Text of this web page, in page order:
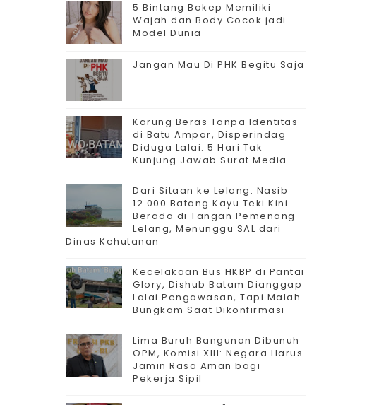
5 Bintang Bokep Memiliki
Wajah dan Body Cocok jadi
Model Dunia
Jangan Mau Di PHK Begitu Saja
Karung Beras Tanpa Identitas
di Batu Ampar, Disperindag
Diduga Lalai: 5 Hari Tak
Kunjung Jawab Surat Media
Dari Sitaan ke Lelang: Nasib
12.000 Batang Kayu Teki Kini
Berada di Tangan Pemenang
Lelang, Menunggu SAL dari
Dinas Kehutanan
Kecelakaan Bus HKBP di Pantai
Glory, Dishub Batam Dianggap
Lalai Pengawasan, Tapi Malah
Bungkam Saat Dikonfirmasi
Lima Buruh Bangunan Dibunuh
OPM, Komisi XIII: Negara Harus
Jamin Rasa Aman bagi
Pekerja Sipil